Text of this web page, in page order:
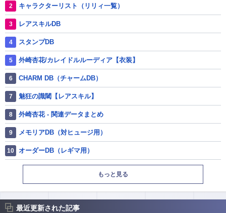
キャラクターリスト（リリィ一覧）
レアスキルDB
スタンプDB
外崎杏花/カレイドルルーディア【衣装】
CHARM DB（チャームDB）
魅狂の識閾【レアスキル】
外崎杏花 - 関連データまとめ
メモリアDB（対ヒュージ用）
オーダーDB（レギマ用）
もっと見る
最近更新された記事